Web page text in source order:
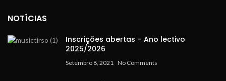
NOTÍCIAS
Inscrições abertas – Ano lectivo
2025/2026
Setembro 8, 2021 No Comments